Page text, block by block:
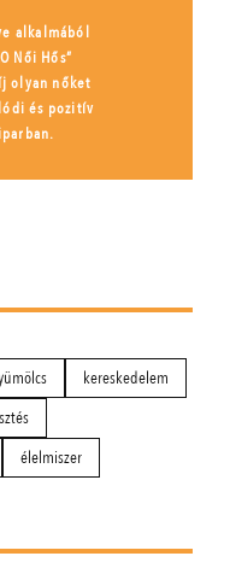
alkalmából
Női Hős”
olyan nőket
és pozitív
kereskedelem
élelmiszer